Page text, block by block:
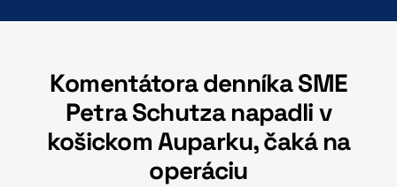
Komentátora denníka SME
Petra Schutza napadli v
košickom Auparku, čaká na
operáciu